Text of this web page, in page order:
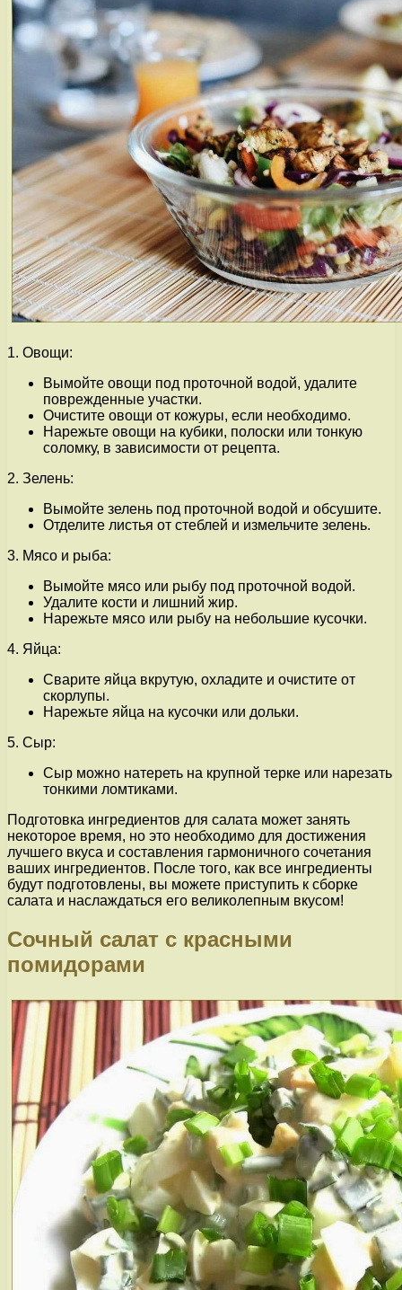
1. Овощи:
Вымойте овощи под проточной водой, удалите
поврежденные участки.
Очистите овощи от кожуры, если необходимо.
Нарежьте овощи на кубики, полоски или тонкую
соломку, в зависимости от рецепта.
2. Зелень:
Вымойте зелень под проточной водой и обсушите.
Отделите листья от стеблей и измельчите зелень.
3. Мясо и рыба:
Вымойте мясо или рыбу под проточной водой.
Удалите кости и лишний жир.
Нарежьте мясо или рыбу на небольшие кусочки.
4. Яйца:
Сварите яйца вкрутую, охладите и очистите от
скорлупы.
Нарежьте яйца на кусочки или дольки.
5. Сыр:
Сыр можно натереть на крупной терке или нарезать
тонкими ломтиками.
Подготовка ингредиентов для салата может занять
некоторое время, но это необходимо для достижения
лучшего вкуса и составления гармоничного сочетания
ваших ингредиентов. После того, как все ингредиенты
будут подготовлены, вы можете приступить к сборке
салата и наслаждаться его великолепным вкусом!
Сочный салат с красными
помидорами